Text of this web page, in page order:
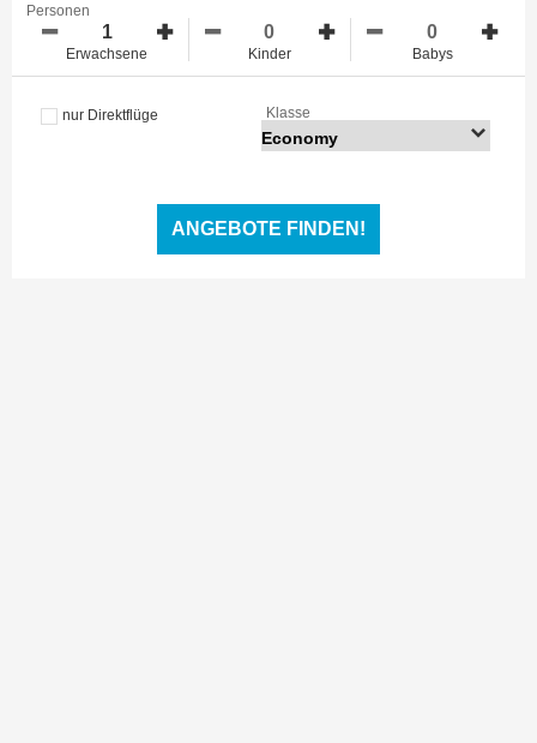
Personen
Erwachsene Kinder Babys
nur Direktflüge Klasse
ANGEBOTE FINDEN!